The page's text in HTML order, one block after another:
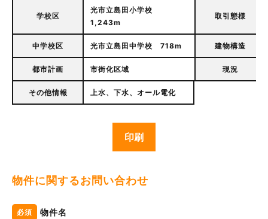
学校区
光市立島田小学校
1,243m
取引態様
中学校区 光市立島田中学校 718m 建物構造
都市計画 市街化区域 現況
その他情報 上水、下水、オール電化
印刷
物件に関するお問い合わせ
必須 物件名